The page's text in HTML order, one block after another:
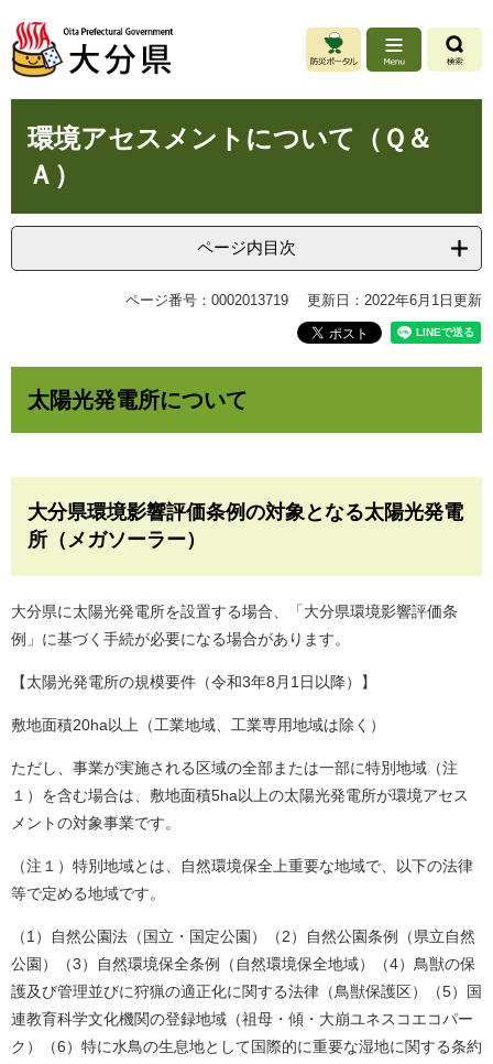
ジ
先
ュ
を
本
へ
環境アセスメントについて（Ｑ＆
Ａ）
ページ内目次
ページ番号：0002013719 更新日：2022年6月1日更新
太陽光発電所について
大分県環境影響評価条例の対象となる太陽光発電
所（メガソーラー）
大分県に太陽光発電所を設置する場合、「大分県環境影響評価条
例」に基づく手続が必要になる場合があります。
【太陽光発電所の規模要件（令和3年8月1日以降）】
敷地面積20ha以上（工業地域、工業専用地域は除く）
ただし、事業が実施される区域の全部または一部に特別地域（注
１）を含む場合は、敷地面積5ha以上の太陽光発電所が環境アセス
メントの対象事業です。
（注１）特別地域とは、自然環境保全上重要な地域で、以下の法律
等で定める地域です。
（1）自然公園法（国立・国定公園）（2）自然公園条例（県立自然
公園）（3）自然環境保全条例（自然環境保全地域）（4）鳥獣の保
護及び管理並びに狩猟の適正化に関する法律（鳥獣保護区）（5）国
連教育科学文化機関の登録地域（祖母・傾・大崩ユネスコエコパー
ク）（6）特に水鳥の生息地として国際的に重要な湿地に関する条約